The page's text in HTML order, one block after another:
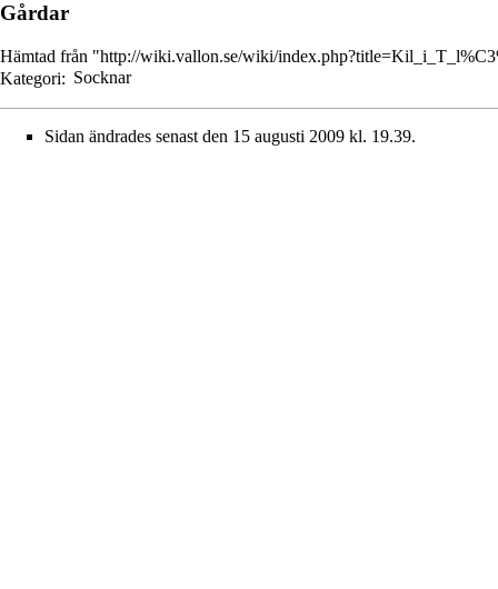
Gårdar
Hämtad från "http://wiki.vallon.se/wiki/
Kategori: Socknar
Sidan ändrades senast den 15 augusti 2009 kl. 19.39.